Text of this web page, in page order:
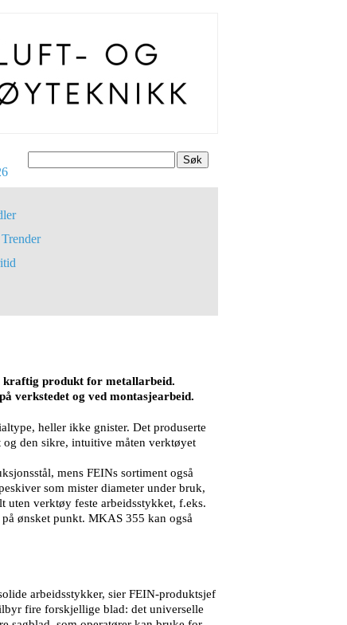
Søk
kraftig produkt for metallarbeid.
verkstedet og ved montasjearbeid.
heller ikke gnister. Det produserte
og den sikre, intuitive måten verktøyet
mens FEINs sortiment også
som mister diameter under bruk,
uten verktøy feste arbeidsstykket, f.eks.
ønsket punkt. MKAS 355 kan også
arbeidsstykker, sier FEIN-produktsjef
fire forskjellige blad: det universelle